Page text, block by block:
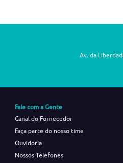
Av. da
Fale com a Gente
Canal do Fornecedor
Faça parte do nosso time
Ouvidoria
Nossos Telefones